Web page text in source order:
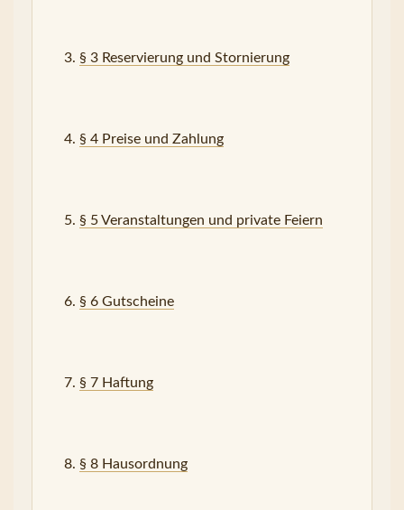
§ 3 Reservierung und Stornierung
§ 4 Preise und Zahlung
§ 5 Veranstaltungen und private Feiern
§ 6 Gutscheine
§ 7 Haftung
§ 8 Hausordnung